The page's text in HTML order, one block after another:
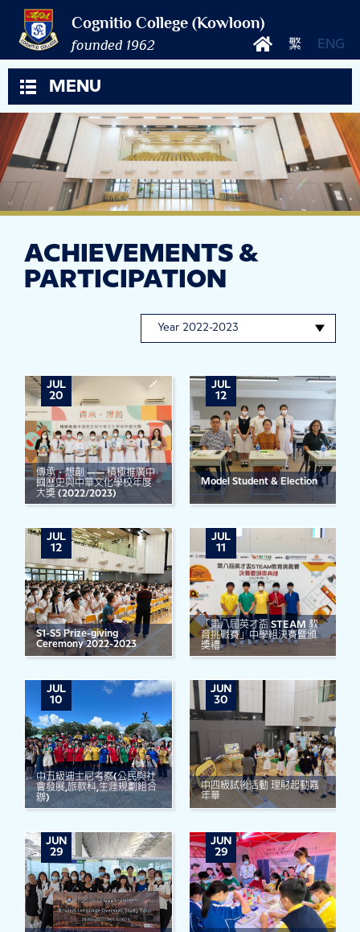
Cognitio College (Kowloon)
founded 1962 繁 ENG
MENU
ACHIEVEMENTS &
PARTICIPATION
JUL
20
傳承・想創 —— 積極推廣中
國歷史與中華文化學校年度
大獎 (2022/2023)
JUL
12
Model Student & Election
JUL
12
S1-S5 Prize-giving
Ceremony 2022-2023
JUL
11
「第八屆英才盃 STEAM 教
育挑戰賽」中學組決賽暨頒
獎禮
JUL
10
中五級迪士尼考察(公民與社
會發展,旅款科,生涯規劃組合
辦)
JUN
30
中四級試後活動 理財起動嘉
年華
JUN
29
JUN
29